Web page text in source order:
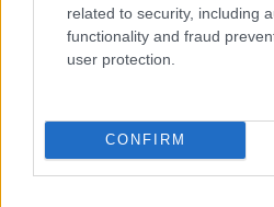
related to security, including
functionality and fraud
user protection.
CONFIRM
Jovanotti, Gabry
Giorgia Meloni a La
“Orgoglio e